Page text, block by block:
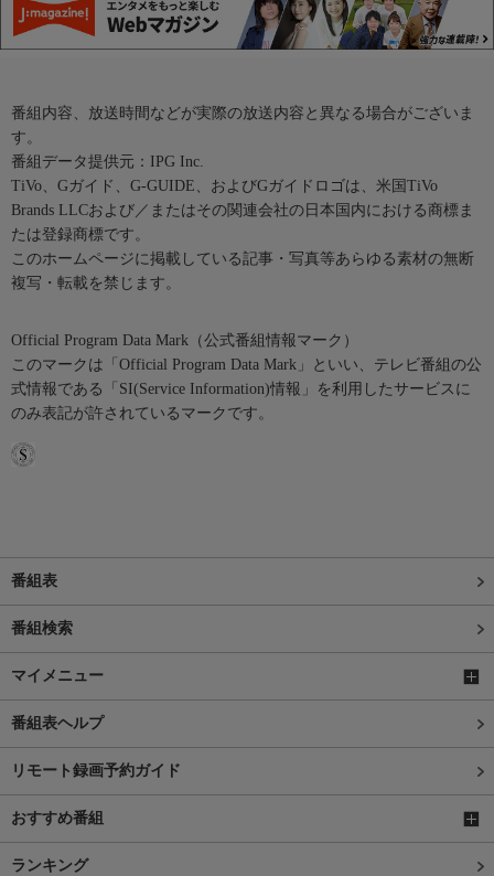
番組内容、放送時間などが実際の放送内容と異なる場合がございま
す。
番組データ提供元：IPG Inc.
TiVo、Gガイド、G-GUIDE、およびGガイドロゴは、米国TiVo
Brands LLCおよび／またはその関連会社の日本国内における商標ま
たは登録商標です。
このホームページに掲載している記事・写真等あらゆる素材の無断
複写・転載を禁じます。
Official Program Data Mark（公式番組情報マーク）
このマークは「Official Program Data Mark」といい、テレビ番組の公
式情報である「SI(Service Information)情報」を利用したサービスに
のみ表記が許されているマークです。
番組表
番組検索
マイメニュー
番組表ヘルプ
リモート録画予約ガイド
おすすめ番組
ランキング